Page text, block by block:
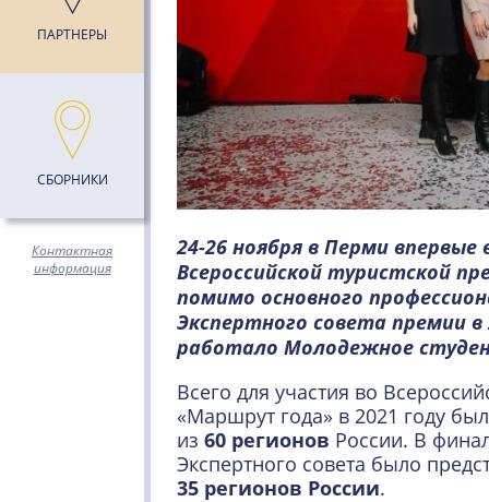
ПАРТНЕРЫ
СБОРНИКИ
Контактная
информация
24-26 ноября в Перми
Всероссийской туристской
помимо основного
Экспертного совета премии
работало Молодежное
Всего для участия во
«Маршрут года» в 2021 году
из 60 регионов России. В
Экспертного совета было
35 регионов России.